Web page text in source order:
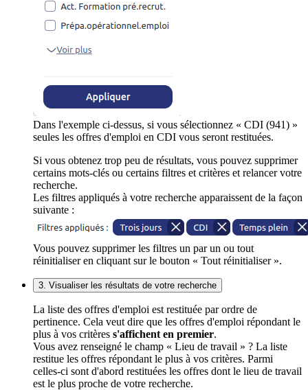
Dans l'exemple ci-dessus, si vous sélectionnez « CDI (941) »
seules les offres d'emploi en CDI vous seront restituées.
Si vous obtenez trop peu de résultats, vous pouvez supprimer
certains mots-clés ou certains filtres et critères et relancer votre
recherche.
Les filtres appliqués à votre recherche apparaissent de la façon
suivante :
Vous pouvez supprimer les filtres un par un ou tout
réinitialiser en cliquant sur le bouton « Tout réinitialiser ».
3. Visualiser les résultats de votre recherche
La liste des offres d'emploi est restituée par ordre de
pertinence. Cela veut dire que les offres d'emploi répondant le
plus à vos critères s'affichent en premier.
Vous avez renseigné le champ « Lieu de travail » ? La liste
restitue les offres répondant le plus à vos critères. Parmi
celles-ci sont d'abord restituées les offres dont le lieu de travail
est le plus proche de votre recherche.